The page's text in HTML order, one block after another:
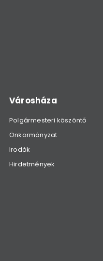
Városháza
Polgármesteri köszöntő
Önkormányzat
Irodák
Hirdetmények